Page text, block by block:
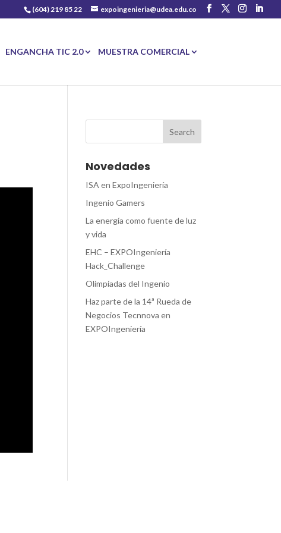
(604) 219 85 22 expoingenieria@udea.edu.co
ENGANCHA TIC 2.0 MUESTRA COMERCIAL
Novedades
ISA en ExpoIngeniería
Ingenio Gamers
La energía como fuente de luz
y vida
EHC – EXPOIngeniería
Hack_Challenge
Olimpiadas del Ingenio
Haz parte de la 14ª Rueda de
Negocios Tecnnova en
EXPOIngeniería